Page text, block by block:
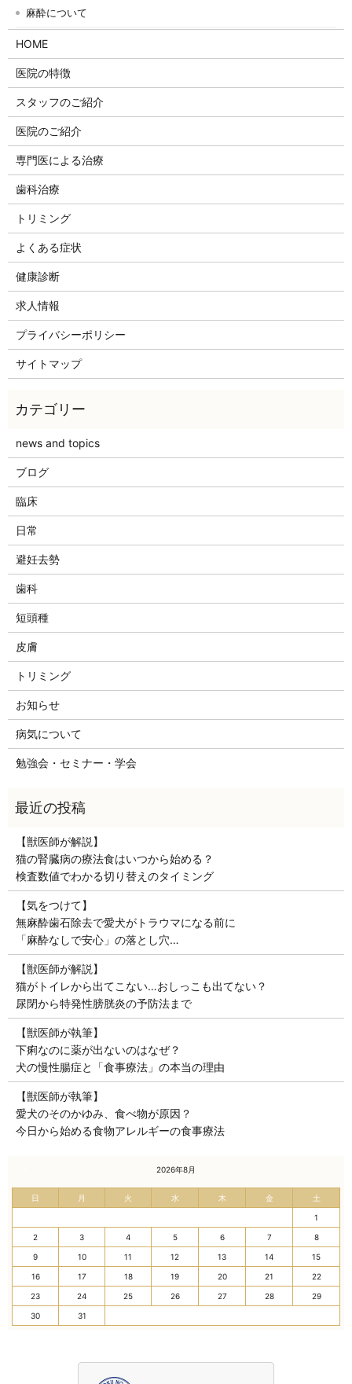
麻酔について
HOME
医院の特徴
スタッフのご紹介
医院のご紹介
専門医による治療
歯科治療
トリミング
よくある症状
健康診断
求人情報
プライバシーポリシー
サイトマップ
news and topics
ブログ
臨床
日常
避妊去勢
歯科
短頭種
皮膚
トリミング
お知らせ
病気について
勉強会・セミナー・学会
【獣医師が解説】
猫の腎臓病の療法食はいつから始める？
検査数値でわかる切り替えのタイミング
【気をつけて】
無麻酔歯石除去で愛犬がトラウマになる前に
「麻酔なしで安心」の落とし穴…
【獣医師が解説】
猫がトイレから出てこない…おしっこも出てない？
尿閉から特発性膀胱炎の予防法まで
【獣医師が執筆】
下痢なのに薬が出ないのはなぜ？
犬の慢性腸症と「食事療法」の本当の理由
【獣医師が執筆】
愛犬のそのかゆみ、食べ物が原因？
今日から始める食物アレルギーの食事療法
2026年8月
日 月 火 水 木 金 土
1
2 3 4 5 6 7 8
9 10 11 12 13 14 15
16 17 18 19 20 21 22
23 24 25 26 27 28 29
30 31